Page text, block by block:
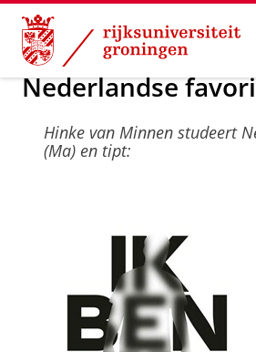
Skip
Content
Skip
Navigation
Over ons Begin een boek
Nederlandse
Hinke van Minnen studeert
(Ma) en tipt: